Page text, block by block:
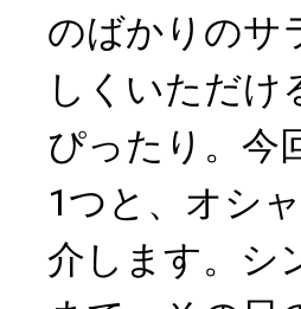
のばかりのサ
しくいただけ
ぴったり。今
1つと、オシ
介します。シ